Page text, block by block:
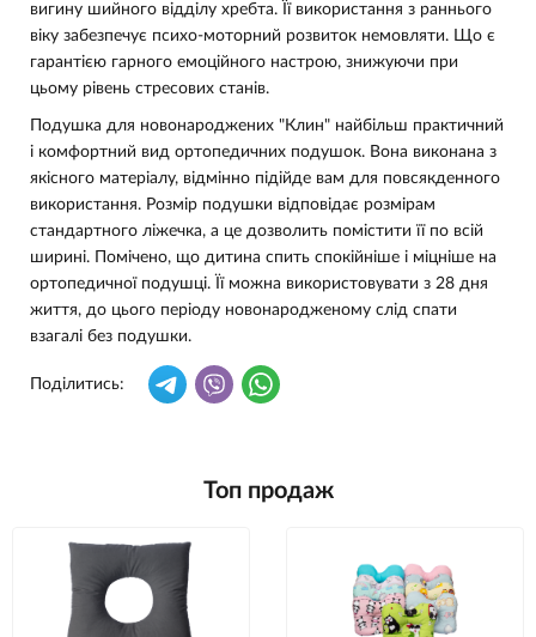
вигину шийного відділу хребта. Її використання з раннього
віку забезпечує психо-моторний розвиток немовляти. Що є
гарантією гарного емоційного настрою, знижуючи при
цьому рівень стресових станів.
Подушка для новонароджених "Клин" найбільш практичний
і комфортний вид ортопедичних подушок. Вона виконана з
якісного матеріалу, відмінно підійде вам для повсякденного
використання. Розмір подушки відповідає розмірам
стандартного ліжечка, а це дозволить помістити її по всій
ширині. Помічено, що дитина спить спокійніше і міцніше на
ортопедичної подушці. Її можна використовувати з 28 дня
життя, до цього періоду новонародженому слід спати
взагалі без подушки.
Поділитись:
Топ продаж